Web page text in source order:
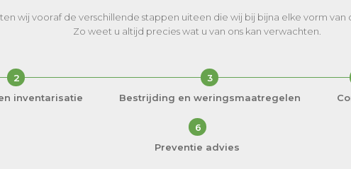
wij vooraf de verschillende stappen uiteen die wij bij bijna elke vorm
Zo weet u altijd precies wat u van ons kan verwachten.
2
inventarisatie
3
Bestrijding en weringsmaatregelen
6
Preventie advies